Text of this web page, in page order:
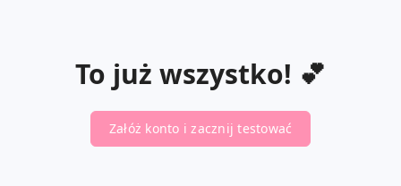
To już wszystko! 💕
Załóż konto i zacznij testować